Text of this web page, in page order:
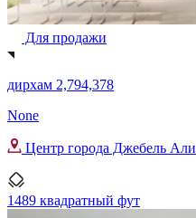
Для продажи
дирхам 2,794,378
None
Центр города Джебель Али
1489 квадратный фут